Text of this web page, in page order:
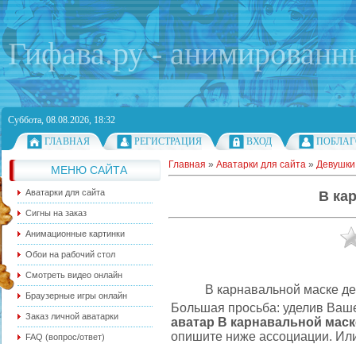
Гифава.ру -
Суббота, 08.08.2026, 18:32
ГЛАВНАЯ
РЕГИСТРАЦИЯ ВХОД
МЕНЮ САЙТА
Аватарки для сайта
Сигны на заказ
Анимационные картинки
Обои на рабочий стол
Смотреть видео онлайн
Браузерные игры онлайн
Заказ личной аватарки
FAQ (вопрос/ответ)
Главная » Аватарки для сайта »
В
В карнавальной маске
Большая просьба: уделив
аватар В карнавальной
опишите ниже ассоциации.